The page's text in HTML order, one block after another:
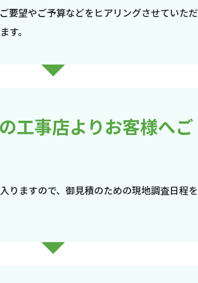
要望やご予算などをヒアリングさせていただ
す。
工事店よりお客様へご
りますので、御見積のための現地調査日程を